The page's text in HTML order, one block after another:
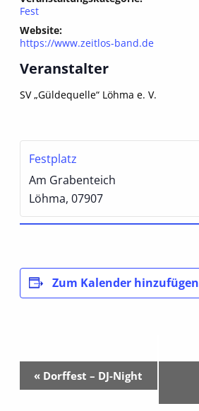
Fest
Website:
https://www.zeitlos-band.de
Veranstalter
SV „Güldequelle“ Löhma e. V.
Festplatz
Am Grabenteich
Löhma, 07907
Zum Kalender hinzufügen
Veranstaltung-
Navigation
« Dorffest – DJ-Night